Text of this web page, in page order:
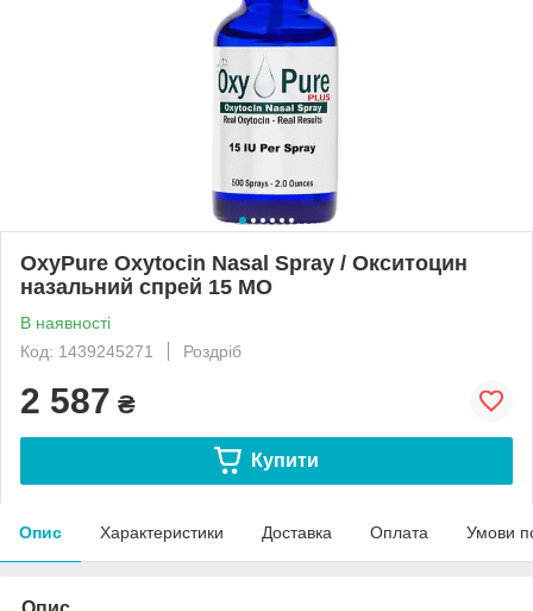
OxyPure Oxytocin Nasal Spray / Окситоцин
назальний спрей 15 МО
В наявності
Код: 1439245271
Роздріб
2 587 ₴
Купити
Опис Характеристики Доставка Оплата Умови